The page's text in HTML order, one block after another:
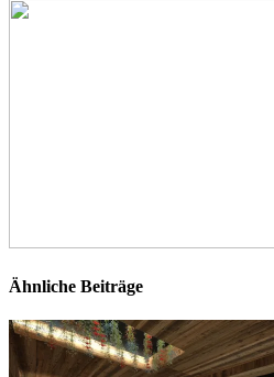
Ähnliche Beiträge